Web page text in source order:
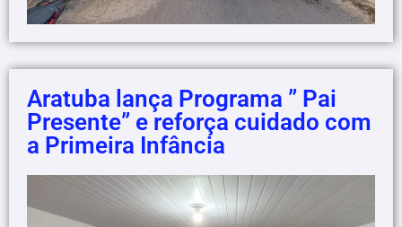
Aratuba lança Programa ” Pai
Presente” e reforça cuidado com
a Primeira Infância